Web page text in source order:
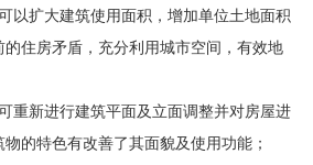
以扩大建筑使用面积，增加单位土地面积
住房矛盾，充分利用城市空间，有效地
重新进行建筑平面及立面调整并对房屋进
的特色有改善了其面貌及使用功能；